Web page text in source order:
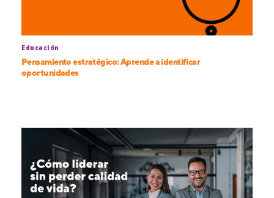
Educación
Pensamiento estratégico: Aprende a identificar
oportunidades